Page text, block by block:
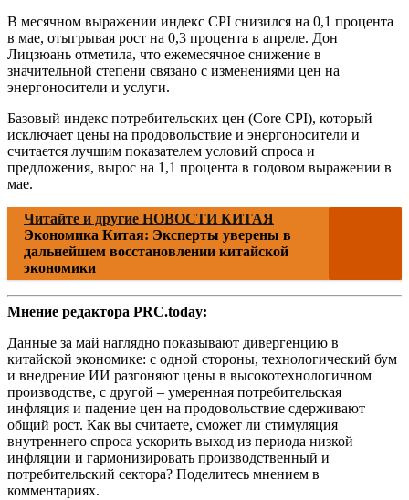
В месячном выражении индекс CPI снизился на 0,1 процента
в мае, отыгрывая рост на 0,3 процента в апреле. Дон
Лицзюань отметила, что ежемесячное снижение в
значительной степени связано с изменениями цен на
энергоносители и услуги.
Базовый индекс потребительских цен (Core CPI), который
исключает цены на продовольствие и энергоносители и
считается лучшим показателем условий спроса и
предложения, вырос на 1,1 процента в годовом выражении в
мае.
Читайте и другие НОВОСТИ КИТАЯ
Экономика Китая: Эксперты уверены в
дальнейшем восстановлении китайской
экономики
Мнение редактора PRC.today:
Данные за май наглядно показывают дивергенцию в
китайской экономике: с одной стороны, технологический бум
и внедрение ИИ разгоняют цены в высокотехнологичном
производстве, с другой – умеренная потребительская
инфляция и падение цен на продовольствие сдерживают
общий рост. Как вы считаете, сможет ли стимуляция
внутреннего спроса ускорить выход из периода низкой
инфляции и гармонизировать производственный и
потребительский сектора? Поделитесь мнением в
комментариях.